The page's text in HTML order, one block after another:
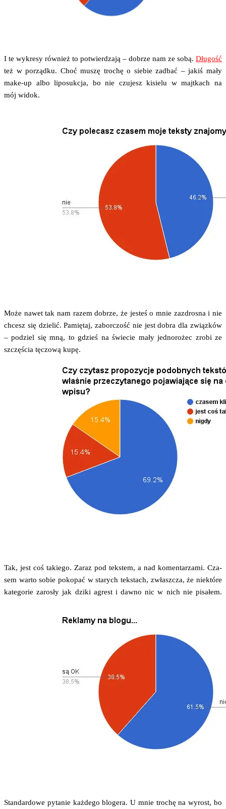
I te wykre­sy rów­nież to potwier­dza­ją – dobrze nam ze sobą. Dłu­gość
też w porząd­ku. Choć muszę tro­chę o sie­bie zadbać – jakiś mały
make-up albo lipo­suk­cja, bo nie czu­jesz kisie­lu w majt­kach na
mój widok.
Może nawet tak nam razem dobrze, że jesteś o mnie zazdro­sna i nie
chcesz się dzie­lić. Pamię­taj, zabor­czość nie jest dobra dla związ­ków
– podziel się mną, to gdzieś na świe­cie mały jed­no­ro­żec zro­bi ze
szczę­ścia tęczo­wą kupę.
Tak, jest coś takie­go. Zaraz pod tek­stem, a nad komen­ta­rza­mi. Cza­
sem war­to sobie poko­pać w sta­rych tek­stach, zwłasz­cza, że nie­któ­re
kate­go­rie zaro­sły jak dzi­ki agrest i daw­no nic w nich nie pisałem.
Stan­dar­do­we pyta­nie każ­de­go blo­ge­ra. U mnie tro­chę na wyrost, bo